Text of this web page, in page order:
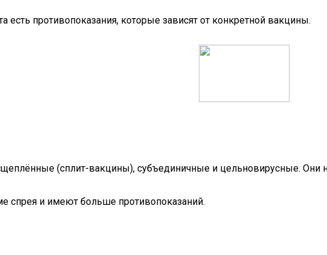
есть противопоказания, которые зависят от конкретной вакцины.
(сплит-вакцины), субъединичные и цельновирусные. Они
и имеют больше противопоказаний.